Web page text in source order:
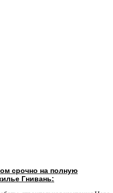
срочно на полную
Гнивань: